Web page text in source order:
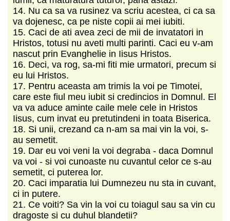
14. Nu ca sa va rusinez va scriu acestea, ci ca sa
va dojenesc, ca pe niste copii ai mei iubiti.
15. Caci de ati avea zeci de mii de invatatori in
Hristos, totusi nu aveti multi parinti. Caci eu v-am
nascut prin Evanghelie in Iisus Hristos.
16. Deci, va rog, sa-mi fiti mie urmatori, precum si
eu lui Hristos.
17. Pentru aceasta am trimis la voi pe Timotei,
care este fiul meu iubit si credincios in Domnul. El
va va aduce aminte caile mele cele in Hristos
Iisus, cum invat eu pretutindeni in toata Biserica.
18. Si unii, crezand ca n-am sa mai vin la voi, s-
au semetit.
19. Dar eu voi veni la voi degraba - daca Domnul
va voi - si voi cunoaste nu cuvantul celor ce s-au
semetit, ci puterea lor.
20. Caci imparatia lui Dumnezeu nu sta in cuvant,
ci in putere.
21. Ce voiti? Sa vin la voi cu toiagul sau sa vin cu
dragoste si cu duhul blandetii?